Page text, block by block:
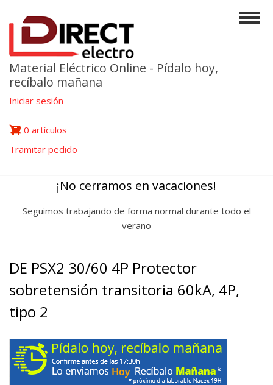
contenido
principal
Material Eléctrico Online - Pídalo hoy,
recíbalo mañana
Iniciar sesión
0 artículos
Tramitar pedido
¡No cerramos en vacaciones!
Seguimos trabajando de forma normal durante todo el
verano
DE PSX2 30/60 4P Protector
sobretensión transitoria 60kA, 4P,
tipo 2